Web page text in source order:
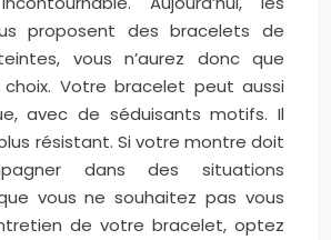
proposent des bracelets de
vous n’aurez donc que
choix. Votre bracelet peut aussi
avec de séduisants motifs. Il
résistant. Si votre montre doit
dans des situations
vous ne souhaitez pas vous
de votre bracelet, optez